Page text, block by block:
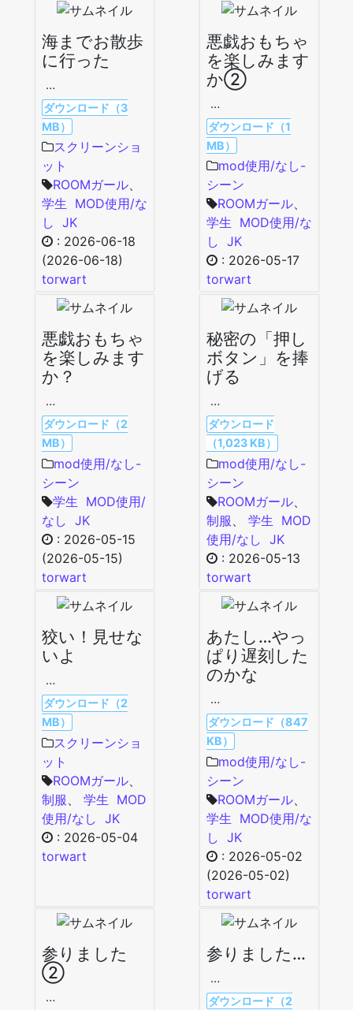
海までお散歩
に行った
…
ダウンロード（3
MB）
スクリーンショ
ット
ROOMガール、
学生 MOD使用/な
し JK
: 2026-06-18
(2026-06-18)
torwart
悪戯おもちゃ
を楽しみます
か②
…
ダウンロード（1
MB）
mod使用/なし-
シーン
ROOMガール、
学生 MOD使用/な
し JK
: 2026-05-17
torwart
悪戯おもちゃ
を楽しみます
か？
…
ダウンロード（2
MB）
mod使用/なし-
シーン
学生 MOD使用/
なし JK
: 2026-05-15
(2026-05-15)
torwart
秘密の「押し
ボタン」を捧
げる
…
ダウンロード
（1,023 KB）
mod使用/なし-
シーン
ROOMガール、
制服
学生 MOD
使用/なし JK
: 2026-05-13
torwart
狡い！見せな
いよ
…
ダウンロード（2
MB）
スクリーンショ
ット
ROOMガール、
制服
学生 MOD
使用/なし JK
: 2026-05-04
torwart
あたし…やっ
ぱり遅刻した
のかな
…
ダウンロード（847
KB）
mod使用/なし-
シーン
ROOMガール、
学生 MOD使用/な
し JK
: 2026-05-02
(2026-05-02)
torwart
参りました
②
…
参りました…
…
ダウンロード（2